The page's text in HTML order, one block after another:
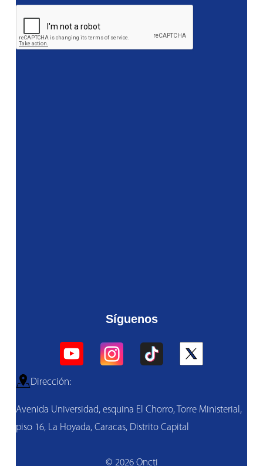
Síguenos
Dirección:
Avenida Universidad, esquina El Chorro, Torre Ministerial,
piso 16, La Hoyada, Caracas, Distrito Capital
© 2026 Oncti